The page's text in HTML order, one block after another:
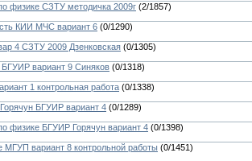
физике СЗТУ методичка 2009г (2/1857)
КИИ МЧС вариант 6 (0/1290)
4 СЗТУ 2009 Дзенковская (0/1305)
вариант 9 Синяков (0/1318)
1 контрольная работа (0/1338)
БГУИР вариант 4 (0/1289)
физике БГУИР Горячун вариант 4 (0/1398)
МГУП вариант 8 контрольной работы (0/1451)